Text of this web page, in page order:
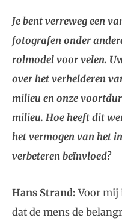
Je bent verreweg een
fotografen onder
rolmodel voor velen.
over het verhelderen
milieu en onze
milieu. Hoe heeft dit
het vermogen van het
verbeteren beïnvloed?
Hans Strand: Voor mij
dat de mens de